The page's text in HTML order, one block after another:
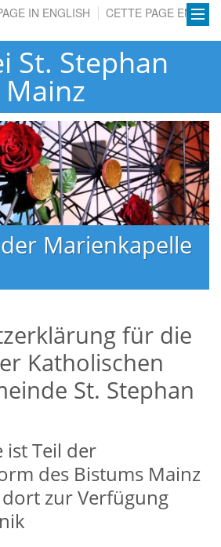
IN ENGLISH
CETTE PAGE EN
St. Stephan
Mainz
Marienkapelle
für die
Katholischen
St. Stephan
ist Teil der
des Bistums Mainz
zur Verfügung